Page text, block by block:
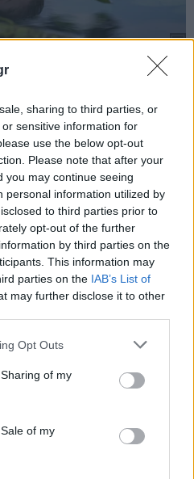
sharing to third parties, or
sensitive information for
use the below opt-out
Please note that after your
you may continue seeing
personal information utilized by
to third parties prior to
opt-out of the further
by third parties on the
This information may
parties on the IAB’s List of
may further disclose it to other
Opt Outs
of my
of my
newsletter
απορρήτου